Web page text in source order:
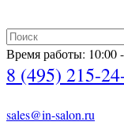
Время работы: 10:00
8 (495) 215-
sales@in-salon.ru